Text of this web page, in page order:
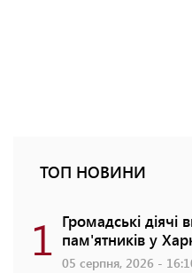
ТОП НОВИНИ
1 Громадські діячі
пам'ятників у
05 серпня, 2026 -